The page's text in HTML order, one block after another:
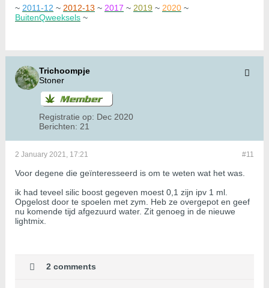
~ 2011-12 ~ 2012-13 ~ 2017 ~ 2019 ~ 2020 ~
BuitenQweeksels ~
Trichoompje
Stoner
Registratie op: Dec 2020
Berichten: 21
#11
2 January 2021, 17:21
Voor degene die geïnteresseerd is om te weten wat het was.
ik had teveel silic boost gegeven moest 0,1 zijn ipv 1 ml.
Opgelost door te spoelen met zym. Heb ze overgepot en geef
nu komende tijd afgezuurd water. Zit genoeg in de nieuwe
lightmix.
2 comments